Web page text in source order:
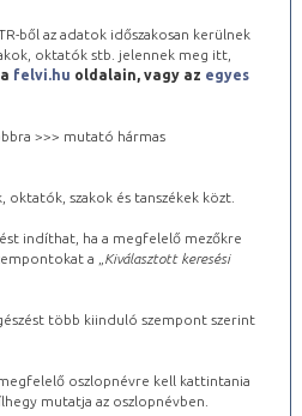
ből az adatok időszakosan kerülnek
oktatók stb. jelennek meg itt,
felvi.hu oldalain, vagy az egyes
>>> mutató hármas
szakok és tanszékek közt.
indíthat, ha a megfelelő mezőkre
a „ Kiválasztott keresési
több kiinduló szempont szerint
oszlopnévre kell kattintania
mutatja az oszlopnévben.